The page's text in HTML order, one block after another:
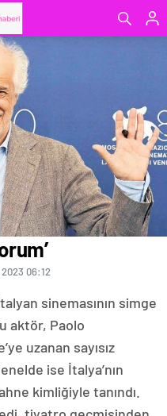
2023 06:12
sinemasının simge
aktör, Paolo
uzanan sayısız
ise İtalya’nın
kimliğiyle tanındı.